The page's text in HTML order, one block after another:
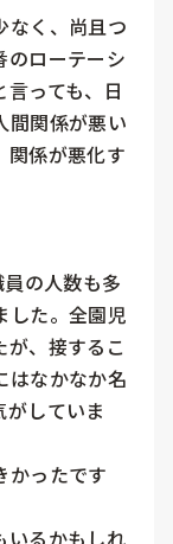
なく、尚且つ
のローテーシ
っても、日
間関係が悪い
関係が悪化す
の人数も多
した。全園児
が、接するこ
はなかなか名
していま
かったです